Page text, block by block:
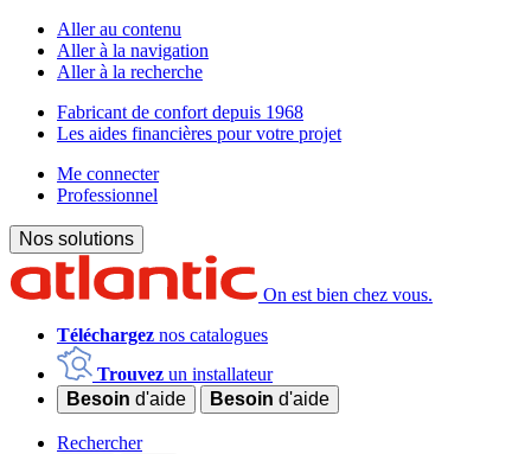
Aller au contenu
Aller à la navigation
Aller à la recherche
Fabricant de confort depuis 1968
Les aides financières pour votre projet
Me connecter
Professionnel
Nos solutions
On est bien chez vous.
Téléchargez nos catalogues
Trouvez un installateur
Besoin d'aide Besoin d'aide
Rechercher